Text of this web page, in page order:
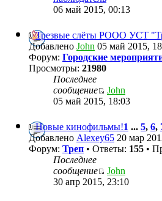
06 май 2015, 00:13
Трезвые слёты РООО УСТ
Добавлено John 05 май 2015,
Форум: Городские
Просмотры: 21980
Последнее
сообщение
John
05 май 2015, 18:03
Новые кинофильмы!1 ... 5, 6,
Добавлено Alexey65 20 мар
Форум: Треп • Ответы: 155 •
Последнее
сообщение
John
30 апр 2015, 23:10